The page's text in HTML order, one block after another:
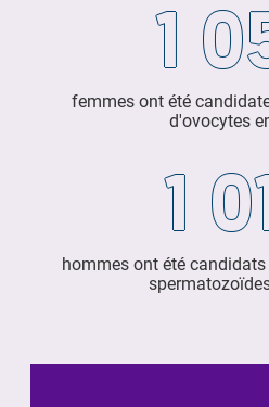
1
femmes ont été
d'ovocytes
1
hommes ont été